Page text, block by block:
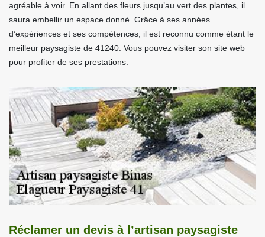
agréable à voir. En allant des fleurs jusqu’au vert des plantes, il
saura embellir un espace donné. Grâce à ses années
d’expériences et ses compétences, il est reconnu comme étant le
meilleur paysagiste de 41240. Vous pouvez visiter son site web
pour profiter de ses prestations.
Réclamer un devis à l’artisan paysagiste